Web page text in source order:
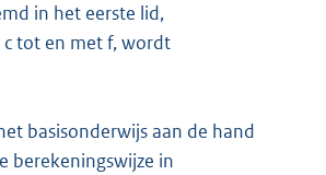
in het eerste lid,
tot en met f, wordt
basisonderwijs aan de hand
berekeningswijze in